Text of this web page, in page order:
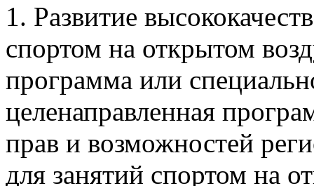
1. Развитие
спортом на открытом
программа или
целенаправленная
прав и возможностей
для занятий спортом на